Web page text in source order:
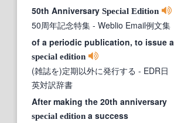
50th Anniversary Special Edition
50周年記念特集 - Weblio Email例文集
of a periodic publication, to issue a
special edition
(雑誌を)定期以外に発行する - EDR日
英対訳辞書
After making the 20th anniversary
special edition a success